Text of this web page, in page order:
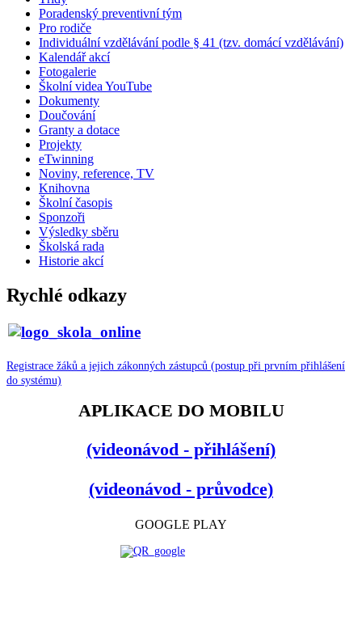
Poradenský preventivní tým
Pro rodiče
Individuální vzdělávání podle § 41 (tzv. domácí vzdělávání)
Kalendář akcí
Fotogalerie
Školní videa YouTube
Dokumenty
Doučování
Granty a dotace
Projekty
eTwinning
Noviny, reference, TV
Knihovna
Školní časopis
Sponzoři
Výsledky sběru
Školská rada
Historie akcí
Rychlé odkazy
Registrace žáků a jejich zákonných zástupců (postup při prvním přihlášení
do systému)
APLIKACE DO MOBILU
(videonávod - přihlášení)
(videonávod - průvodce)
GOOGLE PLAY